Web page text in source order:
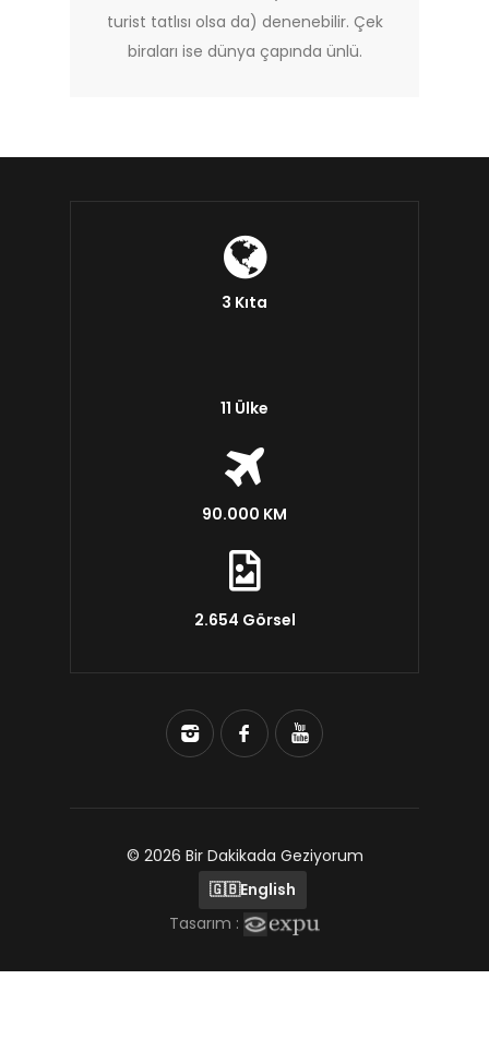
turist tatlısı olsa da) denenebilir. Çek
biraları ise dünya çapında ünlü.
3 Kıta
11 Ülke
90.000 KM
2.654 Görsel
© 2026 Bir Dakikada Geziyorum
🇬🇧English
Tasarım :